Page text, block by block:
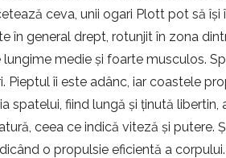
ceva, unii ogari Plott pot să
în general drept, rotunjit în zona
lungime medie și foarte musculos.
Pieptul îi este adânc, iar coastele
spatelui, fiind lungă și ținută libertin,
ceea ce indică viteză și putere.
o propulsie eficientă a